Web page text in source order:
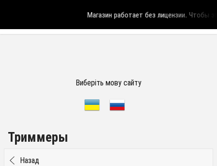
Магазин работает без лицензии.Чтобы
Виберіть мову сайту
Триммеры
Назад